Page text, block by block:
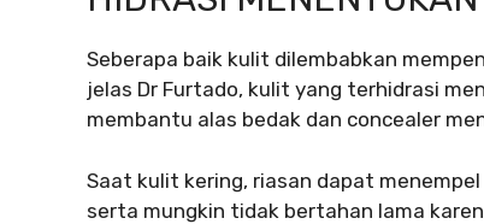
Seberapa baik kulit dilembabkan
jelas Dr Furtado, kulit yang terhidrasi
membantu alas bedak dan concealer
Saat kulit kering, riasan dapat
serta mungkin tidak bertahan lama